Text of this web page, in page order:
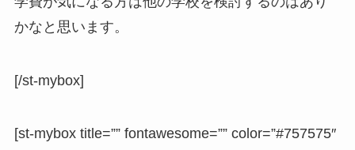
かなと思います。
[/st-mybox]
[st-mybox title=”” fontawesome=”” color=”#757575″